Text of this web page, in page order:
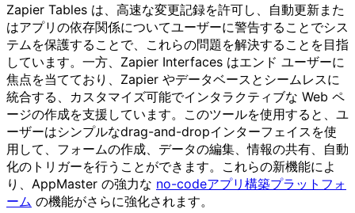
Zapier Tables は、高速な変更記録を許可し、自動更新また
はアプリの依存関係についてユーザーに警告することでシス
テムを保護することで、これらの問題を解決することを目指
しています。一方、Zapier Interfaces はエンド ユーザーに
焦点を当てており、Zapier やデータベースとシームレスに
統合する、カスタマイズ可能でインタラクティブな Web ペ
ージの作成を支援しています。このツールを使用すると、ユ
ーザーはシンプルなdrag-and-dropインターフェイスを使
用して、フォームの作成、データの編集、情報の共有、自動
化のトリガーを行うことができます。これらの新機能によ
り、AppMaster の強力な no-codeアプリ構築プラットフォ
ーム の機能がさらに強化されます。